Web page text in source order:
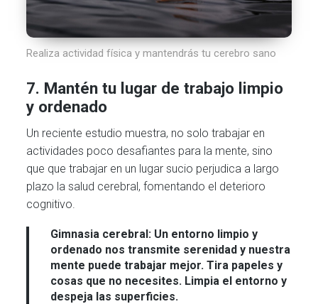
Realiza actividad física y mantendrás tu cerebro sano
7. Mantén tu lugar de trabajo limpio
y ordenado
Un reciente estudio muestra, no solo trabajar en
actividades poco desafiantes para la mente, sino
que que trabajar en un lugar sucio perjudica a largo
plazo la salud cerebral, fomentando el deterioro
cognitivo.
Gimnasia cerebral: Un entorno limpio y
ordenado nos transmite serenidad y nuestra
mente puede trabajar mejor. Tira papeles y
cosas que no necesites. Limpia el entorno y
despeja las superficies.